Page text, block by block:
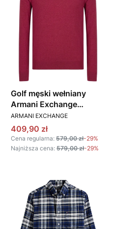
Golf męski wełniany
Armani Exchange
8NZM3C ZM8AZ
BORDOWY
PRODUCENT
ARMANI EXCHANGE
Cena promocyjna
409,90 zł
Cena regularna: 579,00 zł-29%
Najniższa cena: 579,00 zł-29%